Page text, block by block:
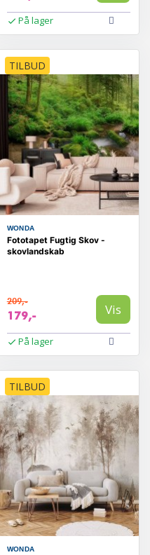
På lager
TILBUD
WONDA
Fototapet Fugtig Skov -
skovlandskab
209,-
179,- Vis
På lager
TILBUD
WONDA